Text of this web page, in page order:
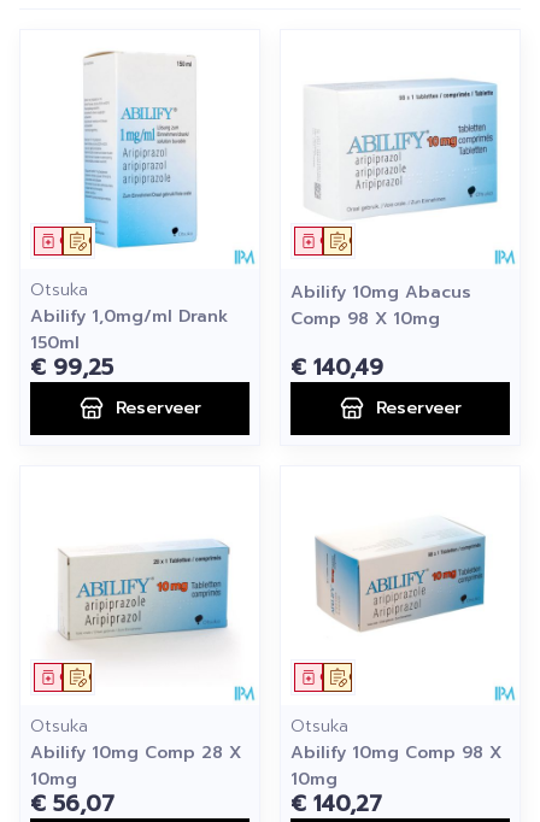
Op voorschrift
Geneesmiddel
Otsuka
Abilify 1,0mg/ml Drank
150ml
€ 99,25
Reserveer
Op voorschrift
Geneesmiddel
Abilify 10mg Abacus
Comp 98 X 10mg
€ 140,49
Reserveer
Op voorschrift
Geneesmiddel
Otsuka
Abilify 10mg Comp 28 X
10mg
€ 56,07
Op voorschrift
Geneesmiddel
Otsuka
Abilify 10mg Comp 98 X
10mg
€ 140,27